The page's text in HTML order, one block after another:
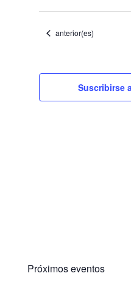
Eventos
anterior(es)
Suscribirse
Próximos eventos